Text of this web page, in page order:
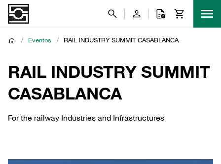
/ Eventos / RAIL INDUSTRY SUMMIT CASABLANCA
RAIL INDUSTRY SUMMIT
CASABLANCA
For the railway Industries and Infrastructures